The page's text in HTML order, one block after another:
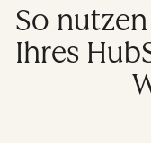
So
Ihres